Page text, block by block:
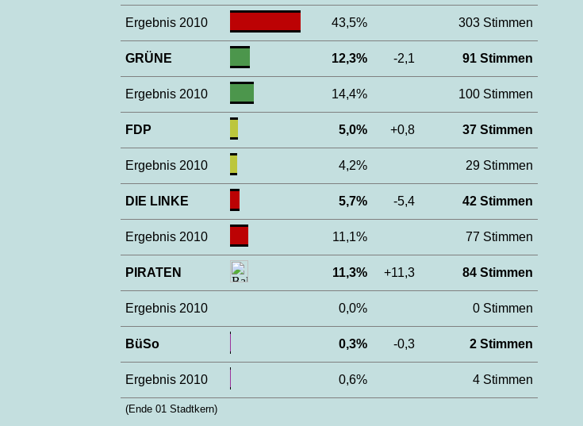
Ergebnis 2010 43,5% 303 Stimmen
GRÜNE 12,3% -2,1 91 Stimmen
Ergebnis 2010 14,4% 100 Stimmen
FDP 5,0% +0,8 37 Stimmen
Ergebnis 2010 4,2% 29 Stimmen
DIE LINKE 5,7% -5,4 42 Stimmen
Ergebnis 2010 11,1% 77 Stimmen
PIRATEN 11,3% +11,3 84 Stimmen
Ergebnis 2010 0,0% 0 Stimmen
BüSo 0,3% -0,3 2 Stimmen
Ergebnis 2010 0,6% 4 Stimmen
(Ende 01 Stadtkern)